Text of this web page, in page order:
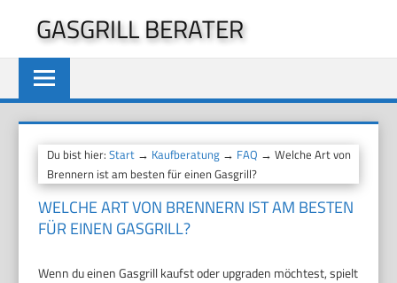
springen
GASGRILL BERATER
Du bist hier:Start → Kaufberatung → FAQ → Welche Art von
Brennern ist am besten für einen Gasgrill?
WELCHE ART VON BRENNERN IST AM BESTEN
FÜR EINEN GASGRILL?
Wenn du einen Gasgrill kaufst oder upgraden möchtest, spielt